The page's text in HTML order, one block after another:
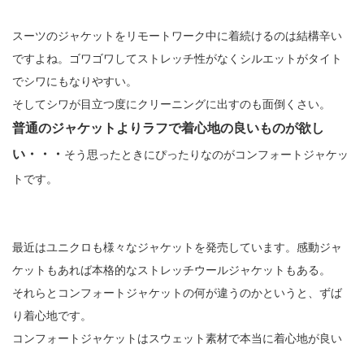
スーツのジャケットをリモートワーク中に着続けるのは結構辛い
ですよね。ゴワゴワしてストレッチ性がなくシルエットがタイト
でシワにもなりやすい。
そしてシワが目立つ度にクリーニングに出すのも面倒くさい。
普通のジャケットよりラフで着心地の良いものが欲し
い・・・ そう思ったときにぴったりなのがコンフォートジャケッ
トです。
最近はユニクロも様々なジャケットを発売しています。感動ジャ
ケットもあれば本格的なストレッチウールジャケットもある。
それらとコンフォートジャケットの何が違うのかというと、ずば
り着心地です。
コンフォートジャケットはスウェット素材で本当に着心地が良い